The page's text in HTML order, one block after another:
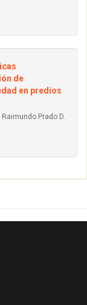
de
en predios
Prado D.